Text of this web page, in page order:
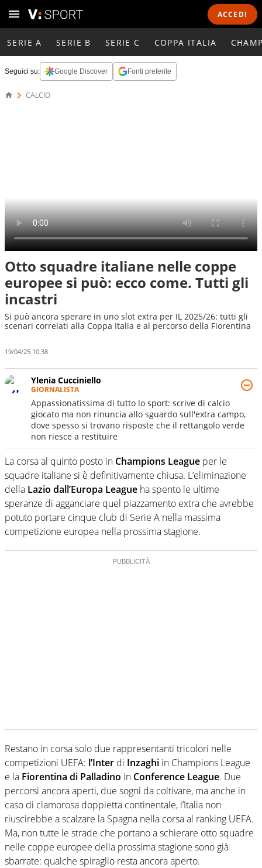
ACCEDI
SERIE A SERIE B SERIE C COPPA ITALIA
Seguici su: Google Discover Fonti preferite
CALCIO
Otto squadre italiane nelle coppe
europee si può: ecco come. Tutti gli
incastri
Si può ancora sperare in uno slot extra per IL 2025/26: tutti gli
scenari correlati alla Coppa Italia e al percorso della Fiorentina
19/04/25 10:38
Ylenia Cucciniello
GIORNALISTA
Appassionatissima di tutto lo sport: scrive di calcio
giocato ma non rinuncia allo sguardo sull'extra campo,
dove spesso si trovano risposte che il rettangolo verde
non riesce a restituire
La corsa al quinto posto in Champions League per le
squadre italiane si è definitivamente chiusa. L’eliminazione
della Lazio dall’Europa League ha spento le ultime
speranze di agganciare quel piazzamento extra che avrebbe
potuto portare cinque club di Serie A nella massima
competizione europea nella prossima stagione.
Restano in corsa solo due rappresentanti tricolori nelle
competizioni UEFA: l’Inter di Inzaghi in Champions League
e la Fiorentina di Palladino in Conference League. Due
percorsi ancora aperti, due sogni da coltivare, ma anche in
caso di clamorosa doppietta continentale, l’Italia non
riuscirebbe a scalzare la Spagna nella corsa al ranking UEFA.
Ma, non tutte le strade che portano a schierare otto squadre
nelle coppe europee della prossima stagione sono già
sbarrate: qualche spiraglio resta ancora aperto.